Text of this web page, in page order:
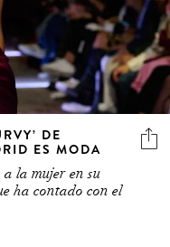
DE
ES MODA
la mujer en su
ha contado con el